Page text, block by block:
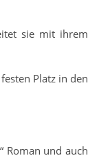
sie mit ihrem
Platz in den
Roman und auch